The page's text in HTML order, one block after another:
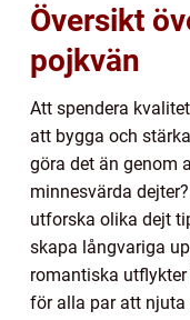
Översikt
pojkvän
Att spendera
att bygga och
göra det än genom
minnesvärda
utforska olika dejt
skapa långvariga
romantiska
för alla par att njuta